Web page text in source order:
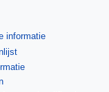
informatie